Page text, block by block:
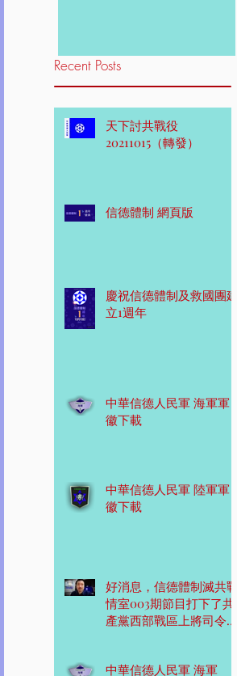
Recent Posts
天下討共戰役
20211015（轉發）
信德體制 網頁版
慶祝信德體制及救國團建
立1週年
中華信德人民軍 海軍軍
徽下載
中華信德人民軍 陸軍軍
徽下載
好消息，信德體制滅共戰
情室003期節目打下了共
產黨西部戰區上將司令
中華信德人民軍 海軍